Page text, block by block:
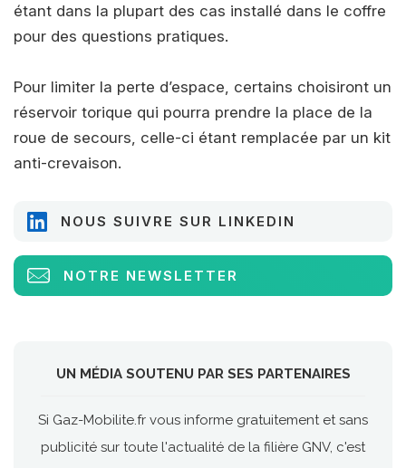
étant dans la plupart des cas installé dans le coffre
pour des questions pratiques.
Pour limiter la perte d’espace, certains choisiront un
réservoir torique qui pourra prendre la place de la
roue de secours, celle-ci étant remplacée par un kit
anti-crevaison.
NOUS SUIVRE SUR LINKEDIN
NOTRE NEWSLETTER
UN MÉDIA SOUTENU PAR SES PARTENAIRES
Si Gaz-Mobilite.fr vous informe gratuitement et sans
publicité sur toute l'actualité de la filière GNV, c'est